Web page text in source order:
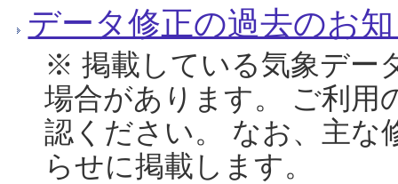
データ修正の過去のお
※ 掲載している気象デー
場合があります。 ご利用
認ください。 なお、主な
らせに掲載します。